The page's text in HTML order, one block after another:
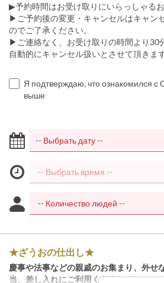
▶予約時間はお受け取りにいらっしゃる
▶ご予約後の変更・キャンセルはキャン
のでご了承ください。
▶ご連絡なく、お受け取りの時間より30
自動的にキャンセル扱いとさせて頂きま
Я подтверждаю, что ознакомился с
выше
★ざうおの仕出し★
慶事や法事などの親戚のお集まり、外せ
当、差し入れにご利用ください！